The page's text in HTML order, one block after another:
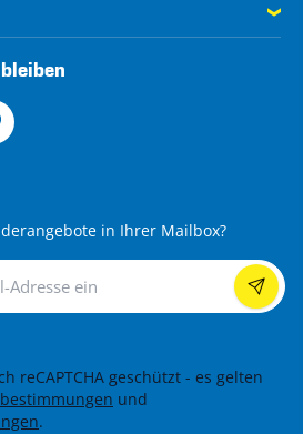
in Ihrer Mailbox?
reCAPTCHA geschützt - es gelten
und
.